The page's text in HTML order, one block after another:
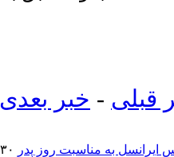
قبلی - خبر بعدی
ایرانسل به مناسبت روز پدر